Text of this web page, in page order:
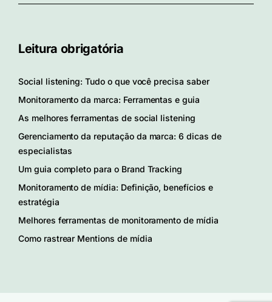
Leitura obrigatória
Social listening: Tudo o que você precisa saber
Monitoramento da marca: Ferramentas e guia
As melhores ferramentas de social listening
Gerenciamento da reputação da marca: 6 dicas de
especialistas
Um guia completo para o Brand Tracking
Monitoramento de mídia: Definição, benefícios e
estratégia
Melhores ferramentas de monitoramento de mídia
Como rastrear Mentions de mídia